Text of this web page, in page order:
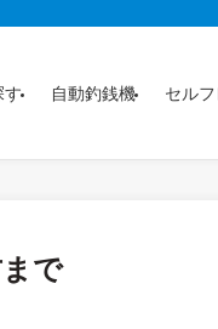
すすめ製品がランキングや記
す 自動釣銭機 セル
で